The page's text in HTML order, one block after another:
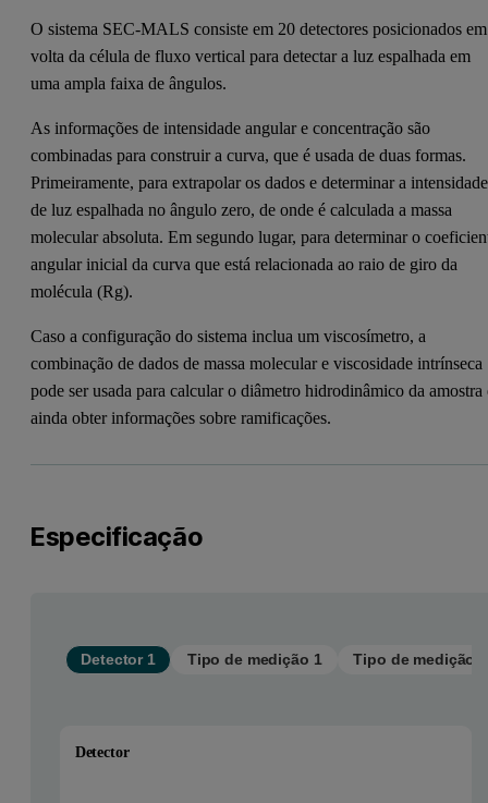
O sistema SEC-MALS consiste em 20 detectores posicionados em
volta da célula de fluxo vertical para detectar a luz espalhada em
uma ampla faixa de ângulos.
As informações de intensidade angular e concentração são
combinadas para construir a curva, que é usada de duas formas.
Primeiramente, para extrapolar os dados e determinar a intensidade
de luz espalhada no ângulo zero, de onde é calculada a massa
molecular absoluta. Em segundo lugar, para determinar o
angular inicial da curva que está relacionada ao raio de giro da
molécula (Rg).
Caso a configuração do sistema inclua um viscosímetro, a
combinação de dados de massa molecular e viscosidade intrínseca
pode ser usada para calcular o diâmetro hidrodinâmico da amostra
ainda obter informações sobre ramificações.
Especificação
Detector 1 Tipo de medição 1 Tipo de medição 2
Detector